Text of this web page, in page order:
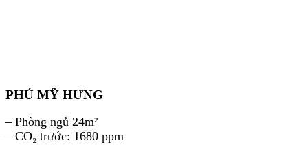
PHÚ MỸ HƯNG
– Phòng ngủ 24m²
– CO₂ trước: 1680 ppm